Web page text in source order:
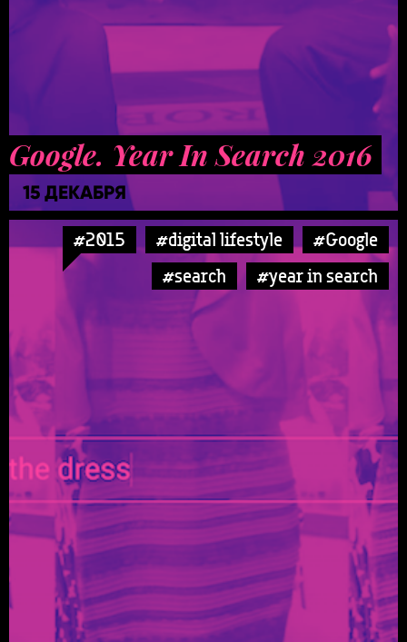
Google. Year In Search 2016
15 ДЕКАБРЯ
#2015 #digital lifestyle
#Google
#search
#year in search